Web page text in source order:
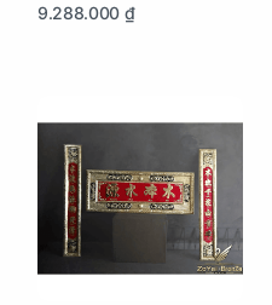
9.288.000 ₫